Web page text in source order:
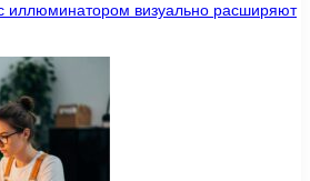
иллюминатором визуально расширяют